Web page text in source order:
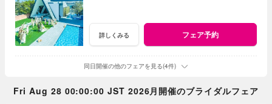
詳しくみる フェア予約
同日開催の他のフェアを見る(4件)
Fri Aug 28 00:00:00 JST 2026月開催のブライダルフェア